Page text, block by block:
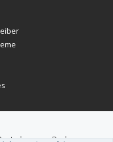
von xenDach